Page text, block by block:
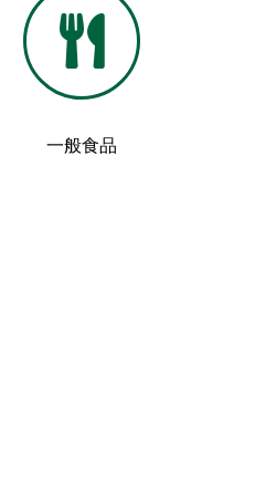
一般食品